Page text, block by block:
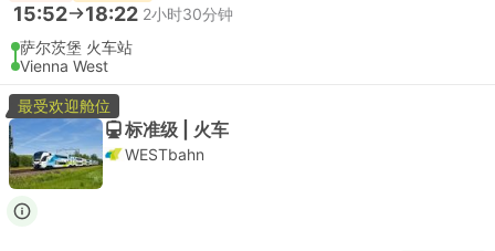
15:52 18:22 2小时30分钟
萨尔茨堡 火车站
Vienna West
最受欢迎舱位
标准级 | 火车
WESTbahn